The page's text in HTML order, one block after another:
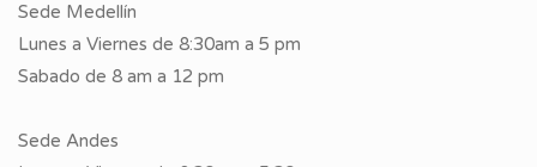
Sede Medellín
Lunes a Viernes de 8:30am a 5 pm
Sabado de 8 am a 12 pm
Sede Andes